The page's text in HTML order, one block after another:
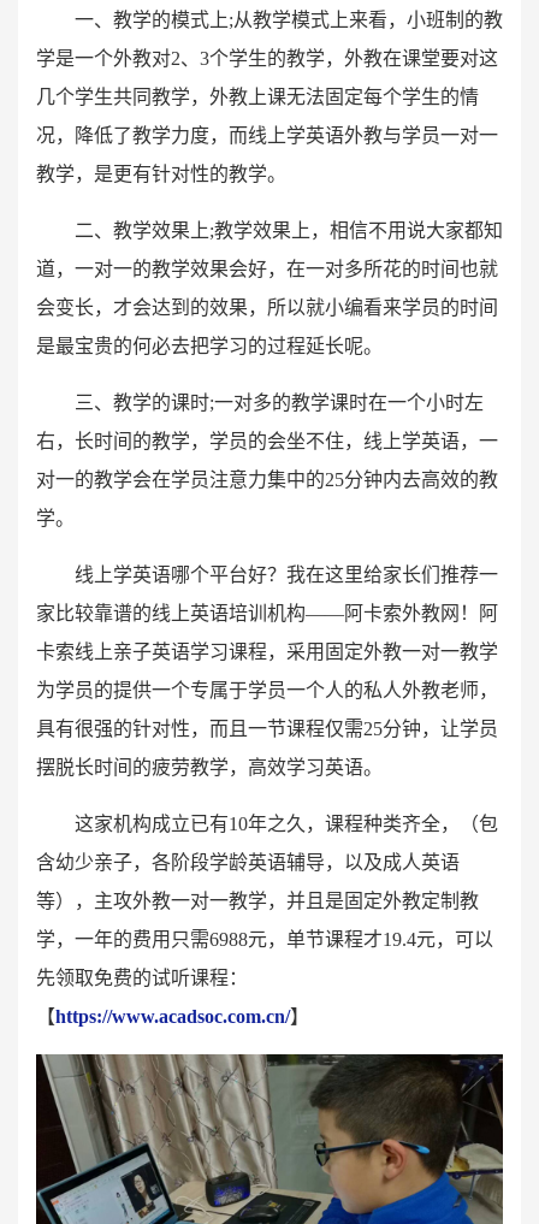
一、教学的模式上;从教学模式上来看，小班制的教
学是一个外教对2、3个学生的教学，外教在课堂要对这
几个学生共同教学，外教上课无法固定每个学生的情
况，降低了教学力度，而线上学英语外教与学员一对一
教学，是更有针对性的教学。
二、教学效果上;教学效果上，相信不用说大家都知
道，一对一的教学效果会好，在一对多所花的时间也就
会变长，才会达到的效果，所以就小编看来学员的时间
是最宝贵的何必去把学习的过程延长呢。
三、教学的课时;一对多的教学课时在一个小时左
右，长时间的教学，学员的会坐不住，线上学英语，一
对一的教学会在学员注意力集中的25分钟内去高效的教
学。
线上学英语哪个平台好？我在这里给家长们推荐一
家比较靠谱的线上英语培训机构——阿卡索外教网！阿
卡索线上亲子英语学习课程，采用固定外教一对一教学
为学员的提供一个专属于学员一个人的私人外教老师，
具有很强的针对性，而且一节课程仅需25分钟，让学员
摆脱长时间的疲劳教学，高效学习英语。
这家机构成立已有10年之久，课程种类齐全，（包
含幼少亲子，各阶段学龄英语辅导，以及成人英语
等），主攻外教一对一教学，并且是固定外教定制教
学，一年的费用只需6988元，单节课程才19.4元，可以
先领取免费的试听课程：
【https://www.acadsoc.com.cn/】